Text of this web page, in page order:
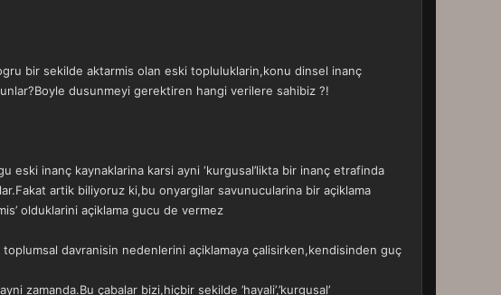
bir sekilde aktarmis olan eski topluluklarin,konu dinsel inanç
dusunmeyi gerektiren hangi verilere sahibiz ?!
eski inanç kaynaklarina karsi ayni ‘kurgusal’likta bir inanç etrafinda
artik biliyoruz ki,bu onyargilar savunucularina bir açiklama
olduklarini açiklama gucu de vermez
davranisin nedenlerini açiklamaya çalisirken,kendisinden guç
zamanda.Bu çabalar bizi,hiçbir sekilde ’hayali’,’kurgusal’